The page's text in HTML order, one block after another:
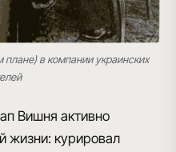
в компании украинских
Вишня активно
жизни: курировал